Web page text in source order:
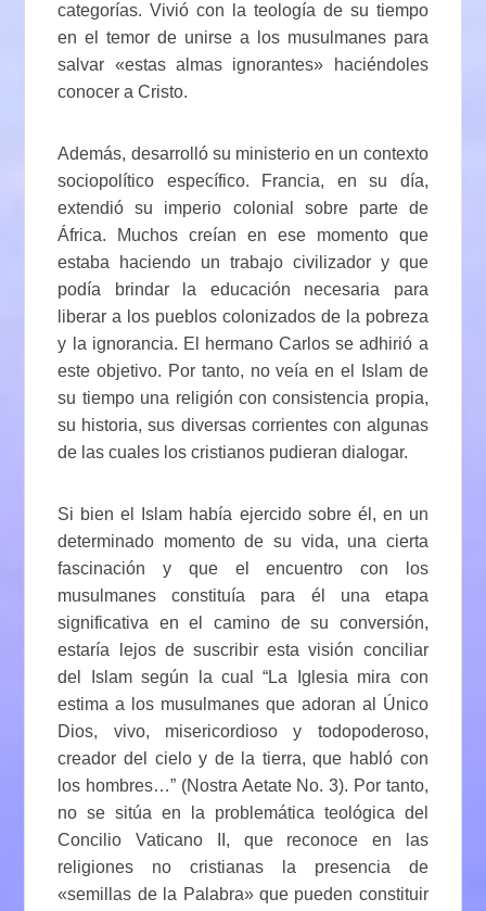
categorías. Vivió con la teología de su tiempo
en el temor de unirse a los musulmanes para
salvar «estas almas ignorantes» haciéndoles
conocer a Cristo.
Además, desarrolló su ministerio en un contexto
sociopolítico específico. Francia, en su día,
extendió su imperio colonial sobre parte de
África. Muchos creían en ese momento que
estaba haciendo un trabajo civilizador y que
podía brindar la educación necesaria para
liberar a los pueblos colonizados de la pobreza
y la ignorancia. El hermano Carlos se adhirió a
este objetivo. Por tanto, no veía en el Islam de
su tiempo una religión con consistencia propia,
su historia, sus diversas corrientes con algunas
de las cuales los cristianos pudieran dialogar.
Si bien el Islam había ejercido sobre él, en un
determinado momento de su vida, una cierta
fascinación y que el encuentro con los
musulmanes constituía para él una etapa
significativa en el camino de su conversión,
estaría lejos de suscribir esta visión conciliar
del Islam según la cual “La Iglesia mira con
estima a los musulmanes que adoran al Único
Dios, vivo, misericordioso y todopoderoso,
creador del cielo y de la tierra, que habló con
los hombres…” (Nostra Aetate No. 3). Por tanto,
no se sitúa en la problemática teológica del
Concilio Vaticano II, que reconoce en las
religiones no cristianas la presencia de
«semillas de la Palabra» que pueden constituir